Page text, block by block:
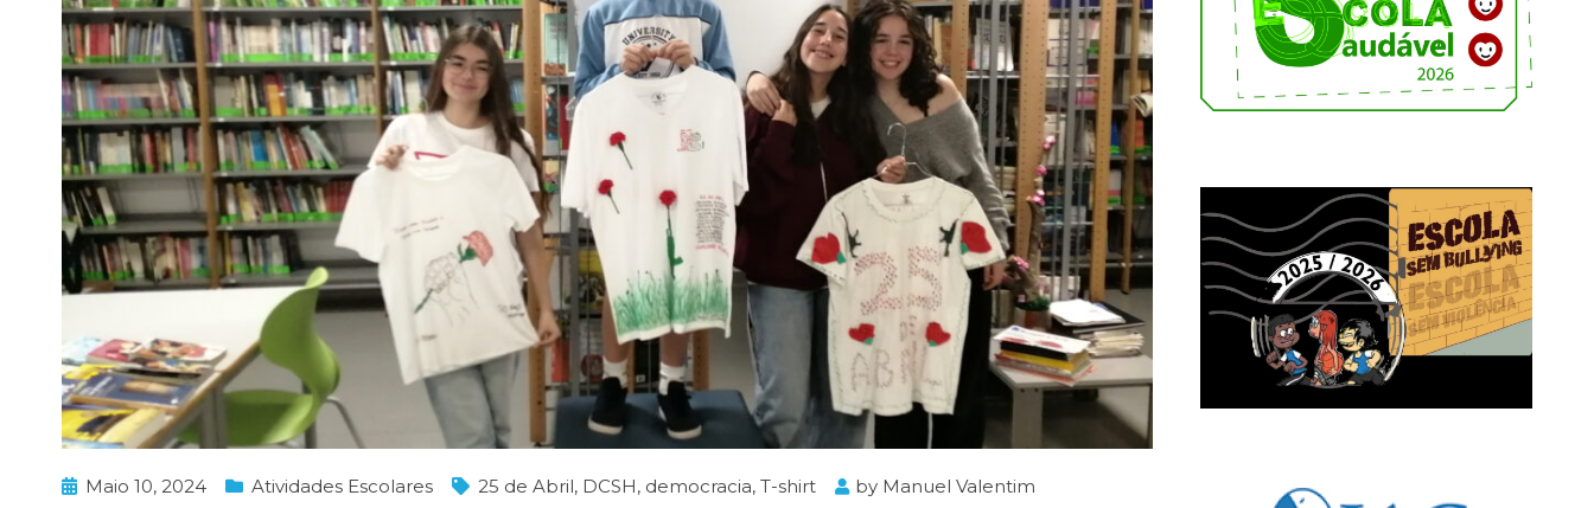
Maio 10, 2024 Atividades Escolares 25 de Abril, DCSH, democracia, T-shirt by Manuel Valentim